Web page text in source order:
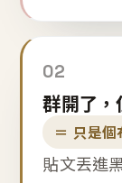
02
群開了，
＝ 只是個
貼文丟進